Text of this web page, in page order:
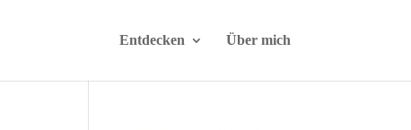
Entdecken Über mich